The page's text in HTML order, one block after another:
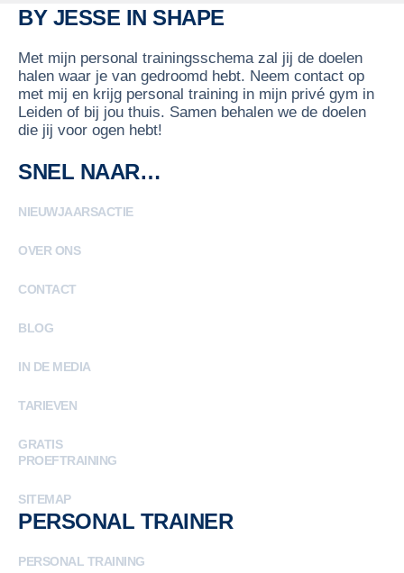
BY JESSE IN SHAPE
Met mijn personal trainingsschema zal jij de doelen
halen waar je van gedroomd hebt. Neem contact op
met mij en krijg personal training in mijn privé gym in
Leiden of bij jou thuis. Samen behalen we de doelen
die jij voor ogen hebt!
SNEL NAAR…
NIEUWJAARSACTIE
OVER ONS
CONTACT
BLOG
IN DE MEDIA
TARIEVEN
GRATIS
PROEFTRAINING
SITEMAP
PERSONAL TRAINER
PERSONAL TRAINING